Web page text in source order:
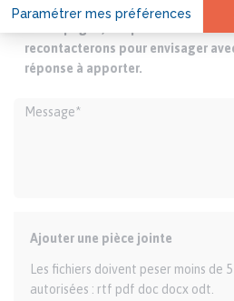
Vous connaissez des difficultés et
recontacterons pour envisager
réponse à apporter.
Ajouter une pièce jointe
Les fichiers doivent peser moins de
autorisées : rtf pdf doc docx odt.